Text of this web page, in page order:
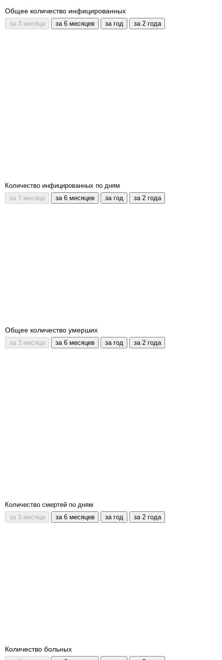
Общее количество инфицированных
Количество инфицированных по дням
Общее количество умерших
Количество смертей по дням
Количество больных